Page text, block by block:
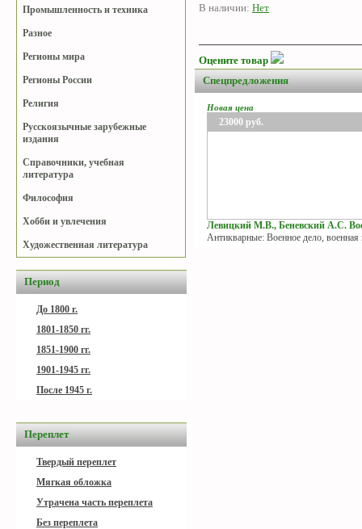
Промышленность и техника
Разное
Регионы мира
Регионы России
Религия
Русскоязычные зарубежные
издания
Справочники, учебная
литература
Философия
Хобби и увлечения
Художественная литература
Период
До 1800 г.
1801-1850 гг.
1851-1900 гг.
1901-1945 гг.
После 1945 г.
Переплет
Твердый переплет
Мягкая обложка
Утрачена часть переплета
Без переплета
В наличии: Нет
Оцените товар
Спецпредложения
Новая цена
23000 руб.
Левицкий М.В., Беневский А.С.
Антикварные: Военное дело, военная